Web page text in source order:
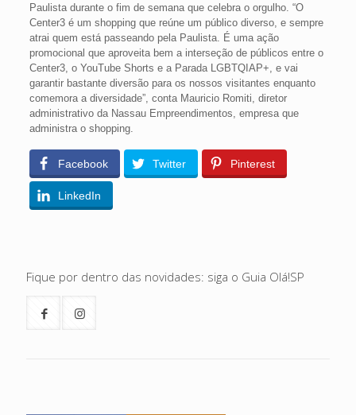
Paulista durante o fim de semana que celebra o orgulho. “O
Center3 é um shopping que reúne um público diverso, e sempre
atrai quem está passeando pela Paulista. É uma ação
promocional que aproveita bem a interseção de públicos entre o
Center3, o YouTube Shorts e a Parada LGBTQIAP+, e vai
garantir bastante diversão para os nossos visitantes enquanto
comemora a diversidade”, conta Mauricio Romiti, diretor
administrativo da Nassau Empreendimentos, empresa que
administra o shopping.
Facebook Twitter Pinterest
LinkedIn
Fique por dentro das novidades: siga o Guia Olá!SP